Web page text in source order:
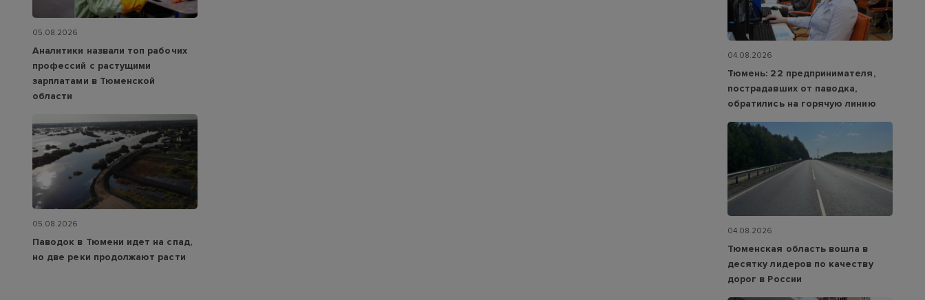
05.08.2026
Аналитики назвали топ рабочих
профессий с растущими
зарплатами в Тюменской
области
05.08.2026
Паводок в Тюмени идет на спад,
но две реки продолжают расти
04.08.2026
Тюмень: 22 предпринимателя,
пострадавших от паводка,
обратились на горячую линию
04.08.2026
Тюменская область вошла в
десятку лидеров по качеству
дорог в России